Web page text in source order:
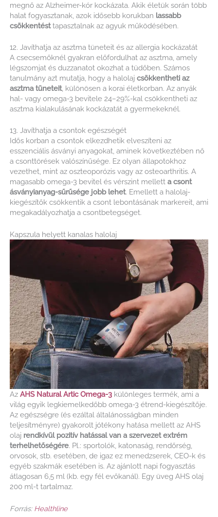
megnő az Alzheimer-kór kockázata. Akik életük során több
halat fogyasztanak, azok idősebb korukban lassabb
csökkentésttapasztalnak az agyuk működésében.
12. Javíthatja az asztma tüneteit és az allergia kockázatát
A csecsemőknél gyakran előfordulhat az asztma, amely
légszomjat és duzzanatot okozhat a tüdőben. Számos
tanulmány azt mutatja, hogy a halolaj csökkentheti az
asztma tüneteit, különösen a korai életkorban. Az anyák
hal- vagy omega-3 bevitele 24–29%-kal csökkentheti az
asztma kialakulásának kockázatát a gyermekeknél.
13. Javíthatja a csontok egészségét
Idős korban a csontok elkezdhetik elveszíteni az
esszenciális ásványi anyagokat, aminek következtében nő
a csonttörések valószínűsége. Ez olyan állapotokhoz
vezethet, mint az oszteoporózis vagy az osteoarthritis. A
magasabb omega-3 bevitel és vérszint mellett a csont
ásványianyag-sűrűsége jobb lehet. Emellett a halolaj-
kiegészítők csökkentik a csont lebontásának markereit, ami
megakadályozhatja a csontbetegséget.
Kapszula helyett kanalas halolaj
Az AHS Natural Artic Omega-3 különleges termék, ami a
világ egyik legkiemelkedőbb omega-3 étrend-kiegészítője.
Az egészségre (és ezáltal általánosságban minden
teljesítményre) gyakorolt jótékony hatása mellett az AHS
olaj rendkívül pozitív hatással van a szervezet extrém
terhelhetőségére. Pl.: sportolók, katonaság, rendőrség,
orvosok, stb. esetében, de igaz ez menedzserek, CEO-k és
egyéb szakmák esetében is. Az ajánlott napi fogyasztás
átlagosan 6,5 ml (kb. egy fél evőkanál). Egy üveg AHS olaj
200 ml-t tartalmaz.
Forrás: Healthline